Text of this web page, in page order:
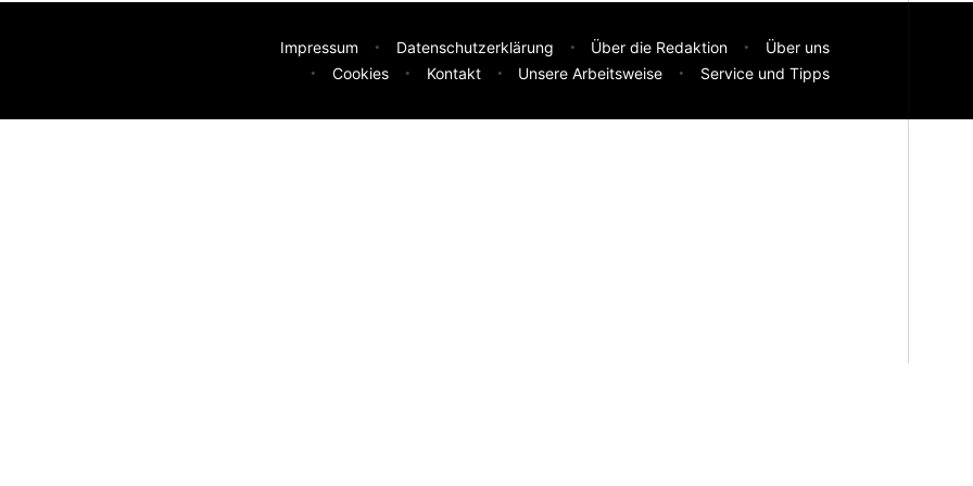
Impressum Datenschutzerklärung Über die Redaktion
Über uns
Cookies
Kontakt Unsere Arbeitsweise Service und Tipps